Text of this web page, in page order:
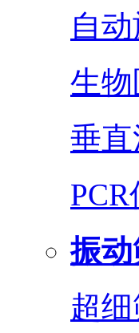
自
生
垂
振
超